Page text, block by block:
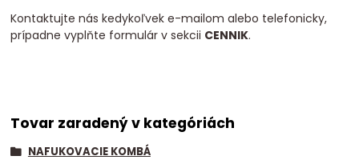
Kontaktujte nás kedykoľvek e-mailom alebo telefonicky,
prípadne vyplňte formulár v sekcii CENNIK.
Tovar zaradený v kategóriách
NAFUKOVACIE KOMBÁ